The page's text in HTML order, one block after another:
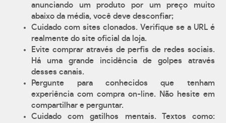
anunciando um produto por um preço muito
abaixo da média, você deve desconfiar;
Cuidado com sites clonados. Verifique se a URL é
realmente do site oficial da loja.
Evite comprar através de perfis de redes sociais.
Há uma grande incidência de golpes através
desses canais.
Pergunte para conhecidos que tenham
experiência com compra on-line. Não hesite em
compartilhar e perguntar.
Cuidado com gatilhos mentais. Textos como: